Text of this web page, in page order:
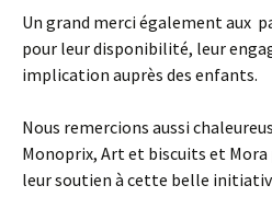
Un grand merci également aux
pour leur disponibilité, leur
implication auprès des enfants.
Nous remercions aussi
Monoprix, Art et biscuits et
leur soutien à cette belle